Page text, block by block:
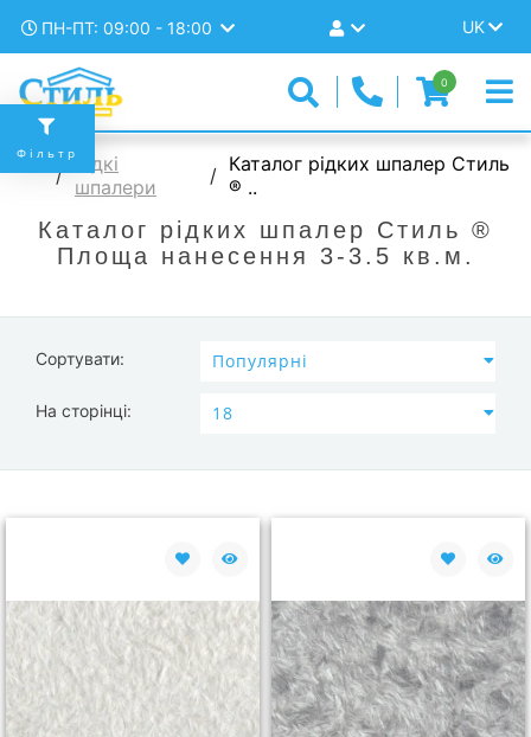
ПН-ПТ: 09:00 - 18:00 UK
0
Рідкі
шпалери
Каталог рідких шпалер Стиль
® ..
Каталог рідких шпалер Стиль ®
Площа нанесення 3-3.5 кв.м.
Сортувати:
На сторінці:
Фільтр